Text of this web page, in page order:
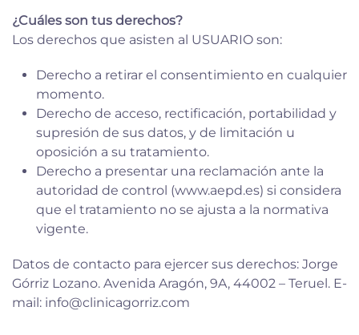
¿Cuáles son tus derechos?
Los derechos que asisten al USUARIO son:
Derecho a retirar el consentimiento en cualquier
momento.
Derecho de acceso, rectificación, portabilidad y
supresión de sus datos, y de limitación u
oposición a su tratamiento.
Derecho a presentar una reclamación ante la
autoridad de control (www.aepd.es) si considera
que el tratamiento no se ajusta a la normativa
vigente.
Datos de contacto para ejercer sus derechos: Jorge
Górriz Lozano. Avenida Aragón, 9A, 44002 – Teruel. E-
mail: info@clinicagorriz.com